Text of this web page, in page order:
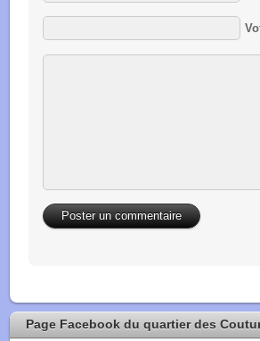
Page Facebook du quartier des